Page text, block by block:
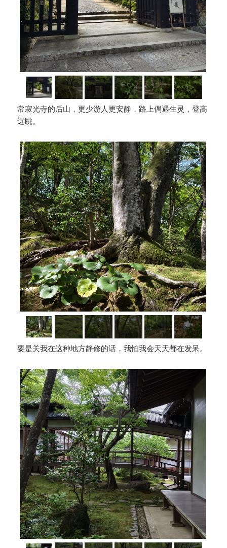
常寂光寺的后山，更少游人更安静，路上偶遇生灵，登高
远眺。
要是关我在这种地方静修的话，我怕我会天天都在发呆。